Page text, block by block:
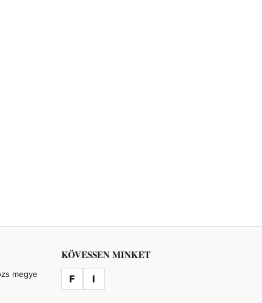
megye
KÖVESSEN MINKET
F I